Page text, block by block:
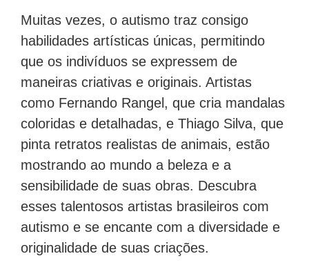
Muitas vezes, o autismo traz consigo
habilidades artísticas únicas, permitindo
que os indivíduos se expressem de
maneiras criativas e originais. Artistas
como Fernando Rangel, que cria mandalas
coloridas e detalhadas, e Thiago Silva, que
pinta retratos realistas de animais, estão
mostrando ao mundo a beleza e a
sensibilidade de suas obras. Descubra
esses talentosos artistas brasileiros com
autismo e se encante com a diversidade e
originalidade de suas criações.